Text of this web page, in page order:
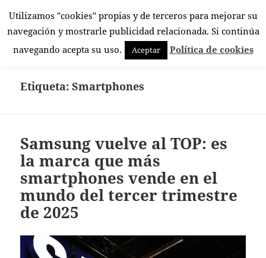
El Rincón Androide
MENÚ
Y
Etiqueta:Smartphones
Samsung vuelve al TOP: es
la marca que más
smartphones vende en el
mundo del tercer trimestre
de 2025
Utilizamos "cookies" propias y de terceros para mejorar su
navegación y mostrarle publicidad relacionada. Si continúa
navegando acepta su uso.
Aceptar Política de cookies